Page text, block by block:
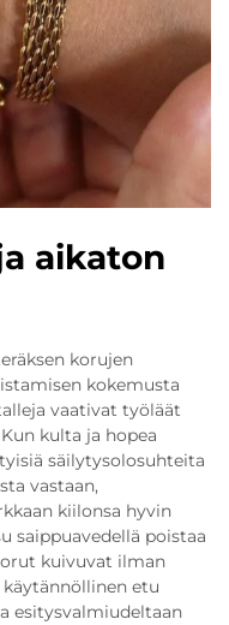
aikaton
korujen
kokemusta
vaativat työläät
kulta ja hopea
säilytysolosuhteita
vastaan,
kiilonsa hyvin
saippuavedellä poistaa
kuivuvat ilman
etu
esitysvalmiudeltaan